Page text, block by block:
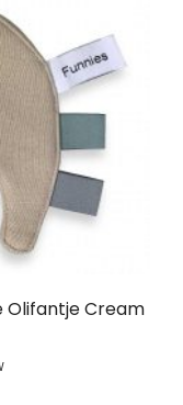
Olifantje Cream